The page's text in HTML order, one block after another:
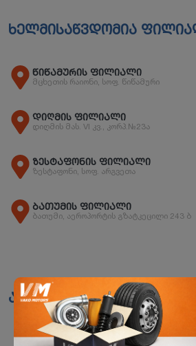
ხელმისაწვდომია
წიწამურის ფილიალი
მცხეთის რაიონი, სოფ. წიწამური
დიღმის ფილიალი
დიღმის მას. VI კვ., კორპ.№23ა
ზესტაფონის ფილიალი
ზესტაფონი, სოფ. არგვეთა
ბათუმის ფილიალი
ბათუმი, აეროპორტის გზატკეცილი 243 ბ
ანალოგები